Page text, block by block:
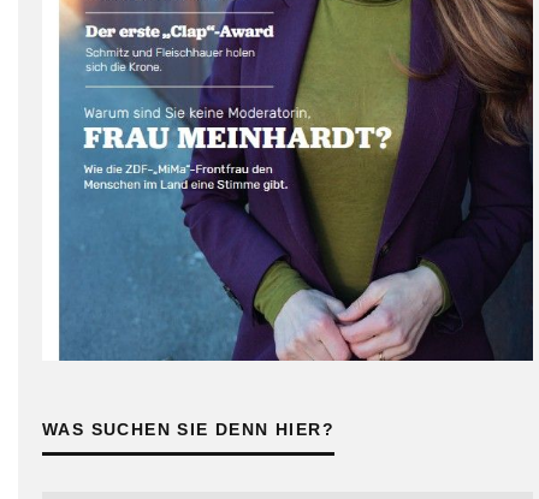
WAS SUCHEN SIE DENN HIER?